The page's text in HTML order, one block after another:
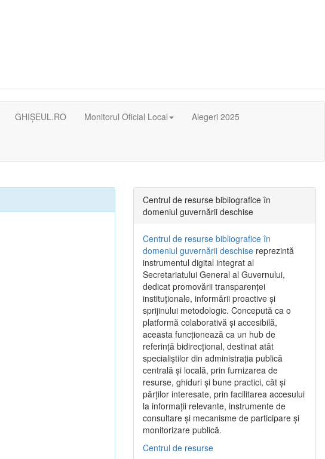
GHIȘEUL.RO Monitorul Oficial Local Alegeri 2025
Centrul de resurse bibliografice în
domeniul guvernării deschise
Centrul de resurse bibliografice în
domeniul guvernării deschise reprezintă
instrumentul digital integrat al
Secretariatului General al Guvernului,
dedicat promovării transparenței
instituționale, informării proactive și
sprijinului metodologic. Concepută ca o
platformă colaborativă și accesibilă,
aceasta funcționează ca un hub de
referință bidirecțional, destinat atât
specialiștilor din administrația publică
centrală și locală, prin furnizarea de
resurse, ghiduri și bune practici, cât și
părților interesate, prin facilitarea accesului
la informații relevante, instrumente de
consultare și mecanisme de participare și
monitorizare publică.
Centrul de resurse